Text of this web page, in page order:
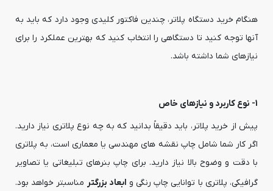
هنگام خرید دستگاه پلاتر، چندین فاکتور کلیدی وجود دارد که باید به
آنها توجه کنید تا دستگاهی را انتخاب کنید که بهترین عملکرد را برای
نیازهای شما داشته باشد.
1- نوع کاربرد و نیازهای خاص
پیش از خرید پلاتر، باید دقیقاً بدانید که به چه نوع پلاتری نیاز دارید.
اگر کار شما شامل چاپ نقشه های مهندسی یا معماری است، به پلاتری
با دقت و وضوح بالا نیاز دارید. برای چاپ بنرهای تبلیغاتی یا تصاویر
گرافیکی، پلاتری با توانایی چاپ رنگی و ابعاد بزرگتر مناسبتر خواهد بود.